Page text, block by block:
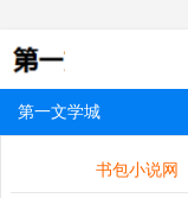
第一文学城
书包小说网